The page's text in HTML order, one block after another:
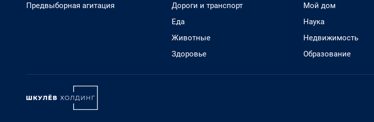
Предвыборная агитация
Дороги и транспорт
Еда
Животные
Здоровье
Мой дом
Наука
Недвижимость
Образование